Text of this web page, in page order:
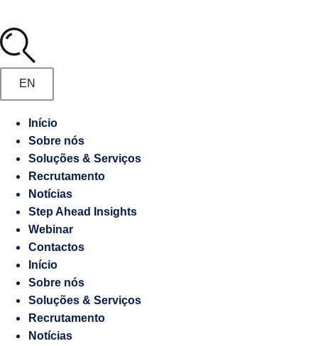
Recrutamento
Responsabilidade
socioambiental
Gestão
Contraordenações
de
Encargos
Salesforce
EN
Início
Sobre nós
Soluções & Serviços
Recrutamento
Notícias
Step Ahead Insights
Webinar
Contactos
Início
Sobre nós
Soluções & Serviços
Recrutamento
Notícias